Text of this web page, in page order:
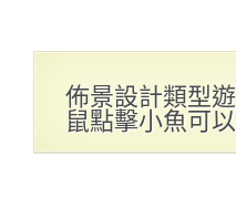
佈景設計類型
鼠點擊小魚可